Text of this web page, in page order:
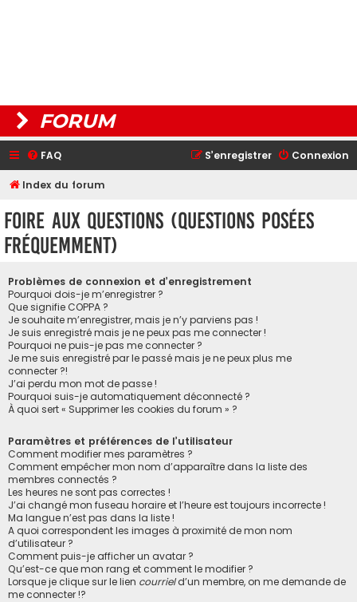
FORUM
FAQ Connexion
S’enregistrer
Index du forum
Foire aux questions (Questions posées
fréquemment)
Problèmes de connexion et d’enregistrement
Pourquoi dois-je m’enregistrer ?
Que signifie COPPA ?
Je souhaite m’enregistrer, mais je n’y parviens pas !
Je suis enregistré mais je ne peux pas me connecter !
Pourquoi ne puis-je pas me connecter ?
Je me suis enregistré par le passé mais je ne peux plus me
connecter ?!
J’ai perdu mon mot de passe !
Pourquoi suis-je automatiquement déconnecté ?
À quoi sert « Supprimer les cookies du forum » ?
Paramètres et préférences de l’utilisateur
Comment modifier mes paramètres ?
Comment empêcher mon nom d’apparaître dans la liste des
membres connectés ?
Les heures ne sont pas correctes !
J’ai changé mon fuseau horaire et l’heure est toujours incorrecte !
Ma langue n’est pas dans la liste !
A quoi correspondent les images à proximité de mon nom
d’utilisateur ?
Comment puis-je afficher un avatar ?
Qu’est-ce que mon rang et comment le modifier ?
Lorsque je clique sur le lien courrield’un membre, on me demande de
me connecter !?